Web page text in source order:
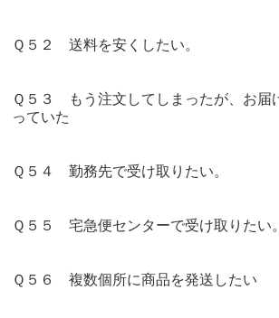
Ｑ５２ 送料を安くしたい。
Ｑ５３ もう注文してしまったが、お届
っていた
Ｑ５４ 勤務先で受け取りたい。
Ｑ５５ 宅急便センターで受け取りたい。
Ｑ５６ 複数個所に商品を発送したい